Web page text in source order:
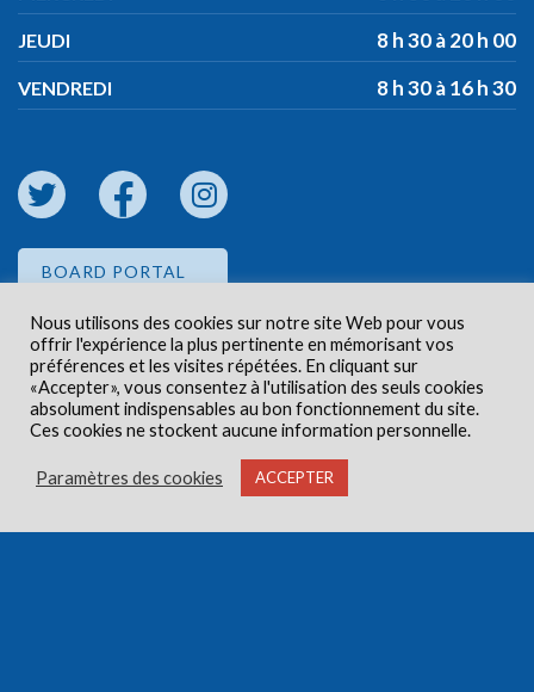
JEUDI 8 h 30 à 20 h 00
VENDREDI 8 h 30 à 16 h 30
BOARD PORTAL
EMPLOYEE PORTAL
Droits d'auteur © 2026 Centre de santé communautaire
Carlington. Tous droits réservés.
Nous utilisons des cookies sur notre site Web pour vous
offrir l'expérience la plus pertinente en mémorisant vos
préférences et les visites répétées. En cliquant sur
«Accepter», vous consentez à l'utilisation des seuls cookies
absolument indispensables au bon fonctionnement du site.
Ces cookies ne stockent aucune information personnelle.
Paramètres des cookies ACCEPTER